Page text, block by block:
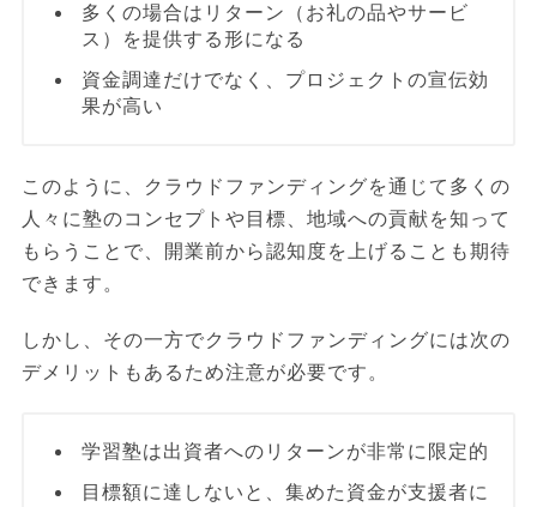
多くの場合はリターン（お礼の品やサービ
ス）を提供する形になる
資金調達だけでなく、プロジェクトの宣伝効
果が高い
このように、クラウドファンディングを通じて多くの
人々に塾のコンセプトや目標、地域への貢献を知って
もらうことで、開業前から認知度を上げることも期待
できます。
しかし、その一方でクラウドファンディングには次の
デメリットもあるため注意が必要です。
学習塾は出資者へのリターンが非常に限定的
目標額に達しないと、集めた資金が支援者に